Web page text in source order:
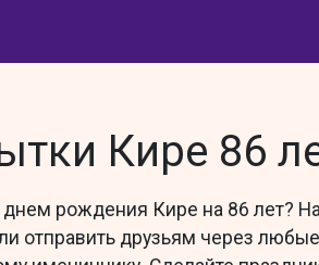
Кире 86
рождения Кире на 86 лет?
отправить друзьям через